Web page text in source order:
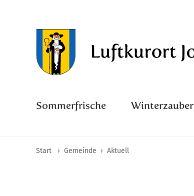
Sommerfrische Winterzauber
Start › Gemeinde › Aktuell